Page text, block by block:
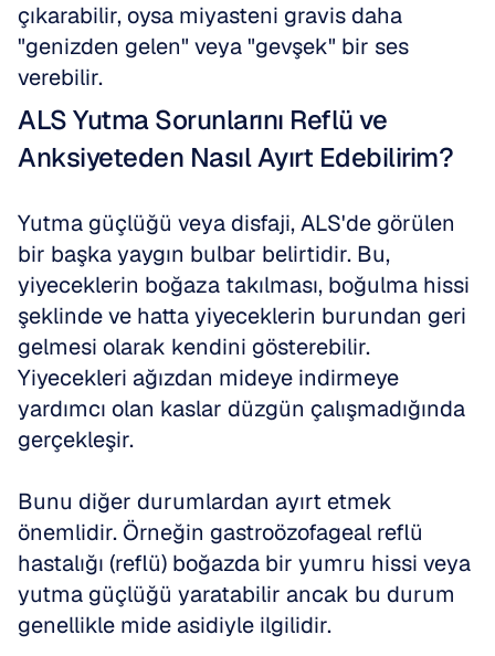
çıkarabilir, oysa miyasteni gravis daha
"genizden gelen" veya "gevşek" bir ses
verebilir.
ALS Yutma Sorunlarını Reflü ve
Anksiyeteden Nasıl Ayırt Edebilirim?
Yutma güçlüğü veya disfaji, ALS'de görülen
bir başka yaygın bulbar belirtidir. Bu,
yiyeceklerin boğaza takılması, boğulma hissi
şeklinde ve hatta yiyeceklerin burundan geri
gelmesi olarak kendini gösterebilir.
Yiyecekleri ağızdan mideye indirmeye
yardımcı olan kaslar düzgün çalışmadığında
gerçekleşir.
Bunu diğer durumlardan ayırt etmek
önemlidir. Örneğin gastroözofageal reflü
hastalığı (reflü) boğazda bir yumru hissi veya
yutma güçlüğü yaratabilir ancak bu durum
genellikle mide asidiyle ilgilidir.